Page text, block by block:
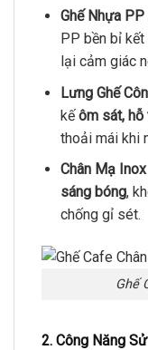
Ghế Nhựa
PP bền bỉ
lại cảm giác
Lưng Ghế
kếôm sát,
thoải mái khi
Chân Mạ
sáng bóng,
chống gỉ sét.
Ghế
2. Công Năng